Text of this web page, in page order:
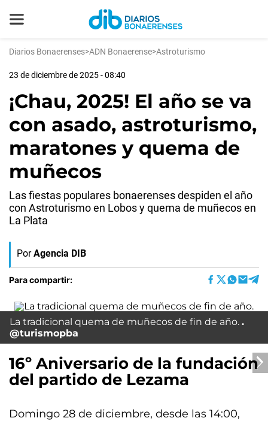
Diarios Bonaerenses>ADN Bonaerense>Astroturismo
23 de diciembre de 2025 - 08:40
¡Chau, 2025! El año se va
con asado, astroturismo,
maratones y quema de
muñecos
Las fiestas populares bonaerenses despiden el año
con Astroturismo en Lobos y quema de muñecos en
La Plata
Por Agencia DIB
Para compartir:
La tradicional quema de muñecos de fin de año.
@turismopba
16º Aniversario de la fundación
del partido de Lezama
Domingo 28 de diciembre, desde las 14:00,